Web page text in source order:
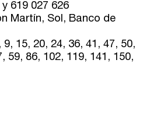
619 027 626
Martín, Sol, Banco de
9, 15, 20, 24, 36, 41, 47, 50,
59, 86, 102, 119, 141, 150,